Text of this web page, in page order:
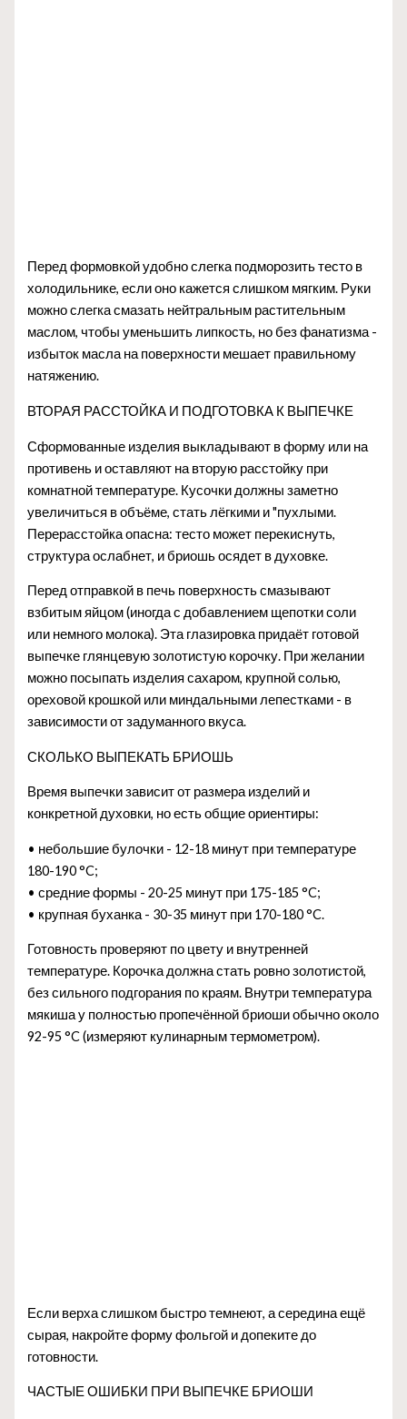
Перед формовкой удобно слегка подморозить тесто в
холодильнике, если оно кажется слишком мягким. Руки
можно слегка смазать нейтральным растительным
маслом, чтобы уменьшить липкость, но без фанатизма -
избыток масла на поверхности мешает правильному
натяжению.
ВТОРАЯ РАССТОЙКА И ПОДГОТОВКА К ВЫПЕЧКЕ
Сформованные изделия выкладывают в форму или на
противень и оставляют на вторую расстойку при
комнатной температуре. Кусочки должны заметно
увеличиться в объёме, стать лёгкими и "пухлыми.
Перерасстойка опасна: тесто может перекиснуть,
структура ослабнет, и бриошь осядет в духовке.
Перед отправкой в печь поверхность смазывают
взбитым яйцом (иногда с добавлением щепотки соли
или немного молока). Эта глазировка придаёт готовой
выпечке глянцевую золотистую корочку. При желании
можно посыпать изделия сахаром, крупной солью,
ореховой крошкой или миндальными лепестками - в
зависимости от задуманного вкуса.
СКОЛЬКО ВЫПЕКАТЬ БРИОШЬ
Время выпечки зависит от размера изделий и
конкретной духовки, но есть общие ориентиры:
• небольшие булочки - 12-18 минут при температуре
180-190 °C;
• средние формы - 20-25 минут при 175-185 °C;
• крупная буханка - 30-35 минут при 170-180 °C.
Готовность проверяют по цвету и внутренней
температуре. Корочка должна стать ровно золотистой,
без сильного подгорания по краям. Внутри температура
мякиша у полностью пропечённой бриоши обычно около
92-95 °C (измеряют кулинарным термометром).
Если верха слишком быстро темнеют, а середина ещё
сырая, накройте форму фольгой и допеките до
готовности.
ЧАСТЫЕ ОШИБКИ ПРИ ВЫПЕЧКЕ БРИОШИ